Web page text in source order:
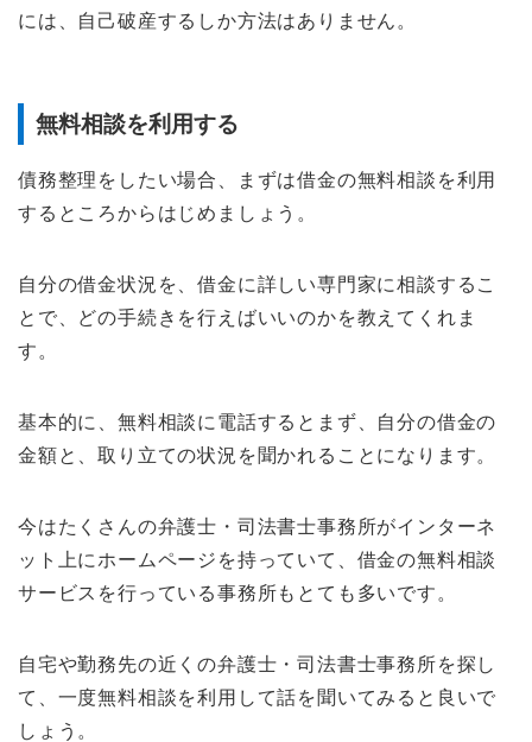
には、自己破産するしか方法はありません。
無料相談を利用する
債務整理をしたい場合、まずは借金の無料相談を利用
するところからはじめましょう。
自分の借金状況を、借金に詳しい専門家に相談するこ
とで、どの手続きを行えばいいのかを教えてくれま
す。
基本的に、無料相談に電話するとまず、自分の借金の
金額と、取り立ての状況を聞かれることになります。
今はたくさんの弁護士・司法書士事務所がインターネ
ット上にホームページを持っていて、借金の無料相談
サービスを行っている事務所もとても多いです。
自宅や勤務先の近くの弁護士・司法書士事務所を探し
て、一度無料相談を利用して話を聞いてみると良いで
しょう。